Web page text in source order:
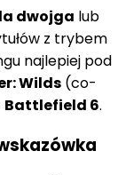
dwojga lub
z trybem
najlepiej pod
Wilds (co-
Battlefield 6.